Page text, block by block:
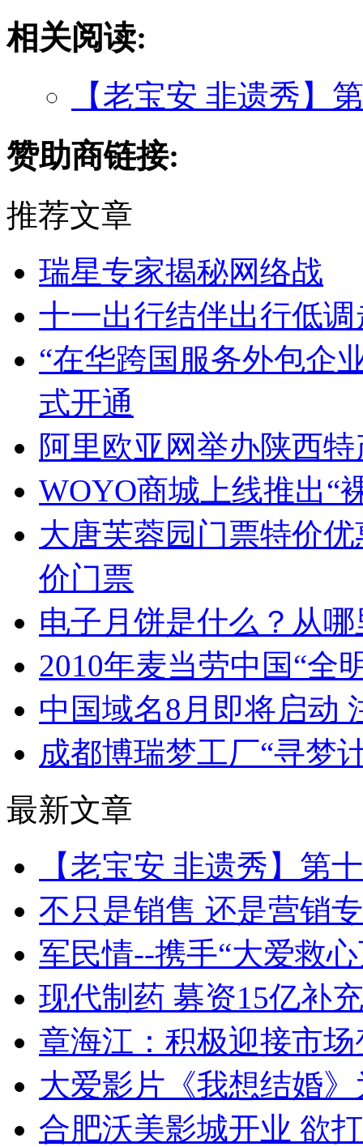
相关阅读:
【老宝安 非遗秀】
赞助商链接:
推荐文章
瑞星专家揭秘网络战
十一出行结伴出行低
“在华跨国服务外包企
式开通
阿里欧亚网举办陕西
WOYO商城上线推出“
大唐芙蓉园门票特价
价门票
电子月饼是什么？从
2010年麦当劳中国“全
中国域名8月即将启动
成都博瑞梦工厂“寻梦
最新文章
【老宝安 非遗秀】第
不只是销售 还是营销
军民情--携手“大爱救
现代制药 募资15亿补
章海江：积极迎接市
大爱影片《我想结婚
合肥沃美影城开业 欲